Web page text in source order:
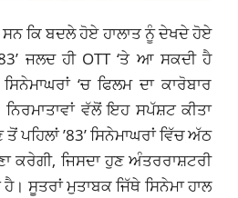
ਕਿ ਬਦਲੇ ਹੋਏ ਹਾਲਾਤ ਨੂੰ ਦੇਖਦੇ ਹੋਏ
ਜਲਦ ਹੀ OTT ‘ਤੇ ਆ ਸਕਦੀ ਹੈ
‘ਚ ਫਿਲਮ ਦਾ ਕਾਰੋਬਾਰ
ਨਿਰਮਾਤਾਵਾਂ ਵੱਲੋਂ ਇਹ ਸਪੱਸ਼ਟ ਕੀਤਾ
ਪਹਿਲਾਂ ’83’ ਸਿਨੇਮਾਘਰਾਂ ਵਿੱਚ ਅੱਠ
ਕਰੇਗੀ, ਜਿਸਦਾ ਹੁਣ ਅੰਤਰਰਾਸ਼ਟਰੀ
ਹੈ। ਸੂਤਰਾਂ ਮੁਤਾਬਕ ਜਿੱਥੇ ਸਿਨੇਮਾ ਹਾਲ